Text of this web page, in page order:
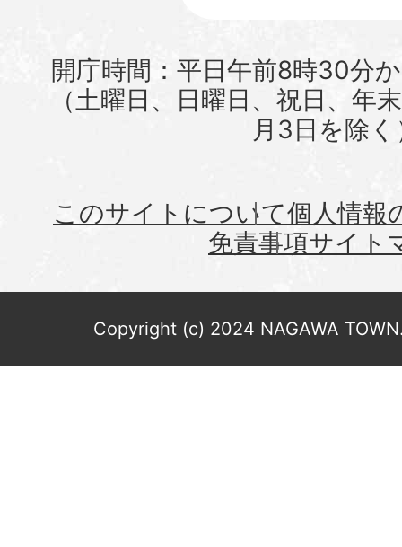
開庁時間：平日午前8時30分
（土曜日、日曜日、祝日、年
月3日を除く
このサイトについて個人情報
免責事項サイト
Copyright (c) 2024 NAGAWA